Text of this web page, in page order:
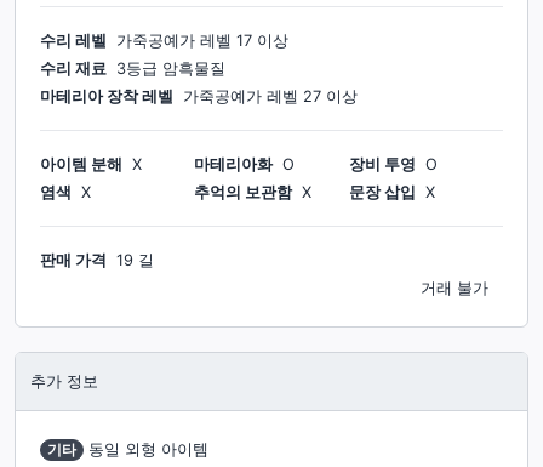
수리 레벨 가죽공예가 레벨 17 이상
수리 재료 3등급 암흑물질
마테리아 장착 레벨
가죽공예가 레벨 27 이상
아이템 분해 X 마테리아화 O 장비 투영 O
염색
X 추억의 보관함 X 문장 삽입 X
판매 가격
19 길
거래 불가
추가 정보
기타
동일 외형 아이템